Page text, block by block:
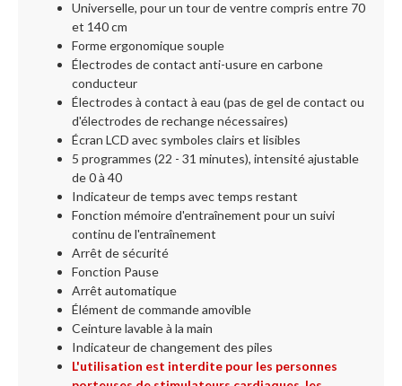
Universelle, pour un tour de ventre compris entre 70
et 140 cm
Forme ergonomique souple
Électrodes de contact anti-usure en carbone
conducteur
Électrodes à contact à eau (pas de gel de contact ou
d'électrodes de rechange nécessaires)
Écran LCD avec symboles clairs et lisibles
5 programmes (22 - 31 minutes), intensité ajustable
de 0 à 40
Indicateur de temps avec temps restant
Fonction mémoire d'entraînement pour un suivi
continu de l'entraînement
Arrêt de sécurité
Fonction Pause
Arrêt automatique
Élément de commande amovible
Ceinture lavable à la main
Indicateur de changement des piles
L'utilisation est interdite pour les personnes